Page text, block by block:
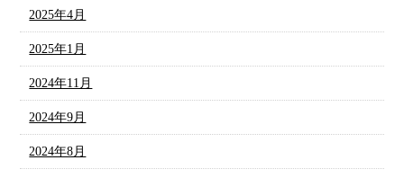
2025年4月
2025年1月
2024年11月
2024年9月
2024年8月